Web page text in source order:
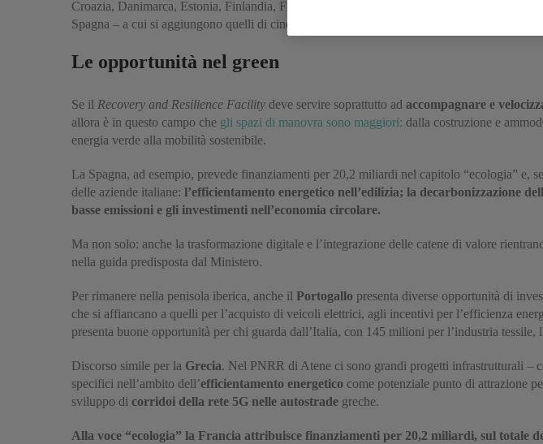
Croazia, Danimarca, Estonia, Finlandia, Francia, Germania, Grecia, Irlanda, Lettonia,
Spagna – a cui si aggiungono quelli di cinque Paesi ancora in via di approvazione
Le opportunità nel green
Se il Recovery and Resilience Facility deve servire soprattutto ad accompagnare e
allora è in questo campo che gli spazi di manovra sono maggiori: dalla costruzione e
energia verde alla mobilità sostenibile.
La Spagna, ad esempio, prevede finanziamenti per 20,2 miliardi nel capitolo “ecologia”
delle aziende italiane: l’efficientamento energetico nell’edilizia; la decarbonizzazione
basse emissioni e gli investimenti nell’economia circolare.
Ma non solo: anche la trasformazione digitale e l’integrazione delle catene di valore
nella guida predisposta dal Ministero.
Per rimanere nella penisola iberica, anche il Portogallo presenta diverse opportunità di
che si affiancano a quelli per l’acquisto di veicoli elettrici, agli incentivi per l’efficienza
presenta buone opportunità per chi guarda dall’Italia, con 145 milioni per l’industria tessile,
Discorso simile per la Grecia. Nel PNRR di Atene ci sono grandi progetti infrastrutturali –
specifici nell’ambito dell’efficientamento energetico come potenziale punto di attrazione
sviluppo di corridoi della rete 5G nelle autostrade greche.
Alla voce “ecologia” la Francia attribuisce finanziamenti per 20,2 miliardi, sul totale